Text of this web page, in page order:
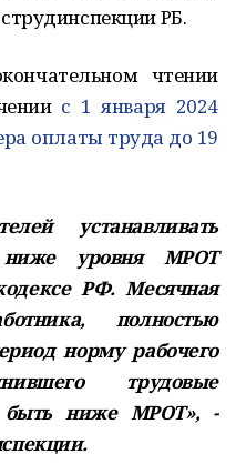
РБ.
чтении
с 1 января 2024
оплаты труда до 19
устанавливать
уровня МРОТ
РФ. Месячная
полностью
норму рабочего
трудовые
быть ниже МРОТ», -